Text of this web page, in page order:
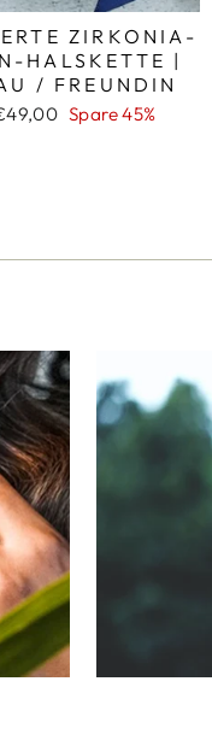
ZIRKONIA-
HALSKETTE |
/ FREUNDIN
Spare 45%